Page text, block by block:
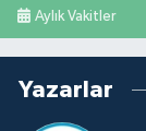
Aylık Vakitler
Yazarlar